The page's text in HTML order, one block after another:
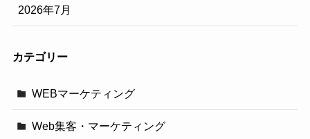
2026年7月
カテゴリー
WEBマーケティング
Web集客・マーケティング